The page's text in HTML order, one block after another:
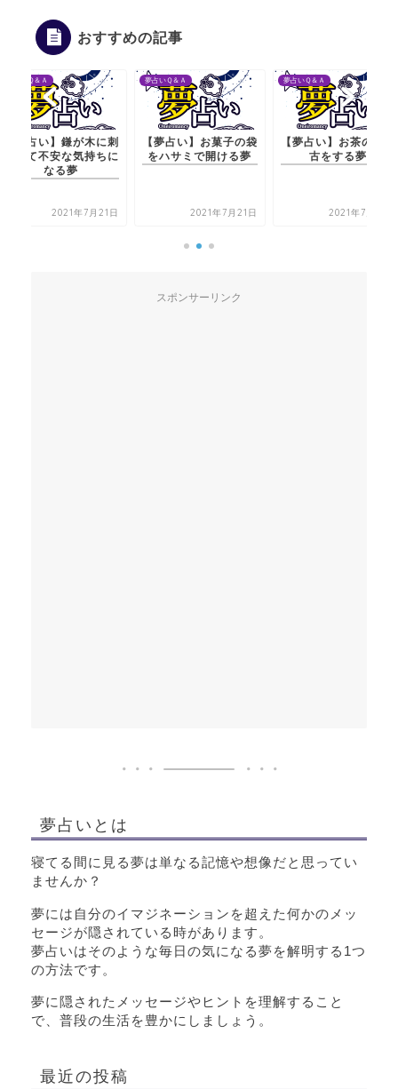
おすすめの記事
夢占いＱ＆Ａ
【夢占い】お菓子の袋
をハサミで開ける夢
2021年7月21日
夢占いＱ＆Ａ
【夢占い】お茶のお稽
古をする夢
2021年7月21日
夢占いＱ＆Ａ
【夢占い】鎌が木
2021年7月
スポンサーリンク
夢占いとは
寝てる間に見る夢は単なる記憶や想像だと思ってい
ませんか？
夢には自分のイマジネーションを超えた何かのメッ
セージが隠されている時があります。
夢占いはそのような毎日の気になる夢を解明する1つ
の方法です。
夢に隠されたメッセージやヒントを理解すること
で、普段の生活を豊かにしましょう。
最近の投稿